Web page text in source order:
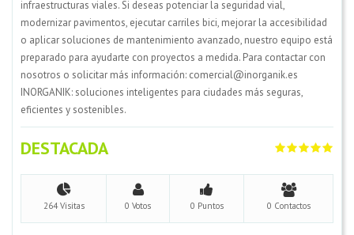
infraestructuras viales. Si deseas potenciar la seguridad vial,
modernizar pavimentos, ejecutar carriles bici, mejorar la accesibilidad
o aplicar soluciones de mantenimiento avanzado, nuestro equipo está
preparado para ayudarte con proyectos a medida. Para contactar con
nosotros o solicitar más información: comercial@inorganik.es
INORGANIK: soluciones inteligentes para ciudades más seguras,
eficientes y sostenibles.
DESTACADA
264 Visitas 0 Votos 0 Puntos 0 Contactos